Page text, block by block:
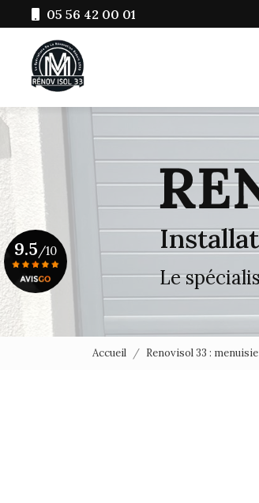
au
contenu
principal
05 56 42 00 01
Le
9.5/10
Voir le certificat
Accueil Renovisol 33 :